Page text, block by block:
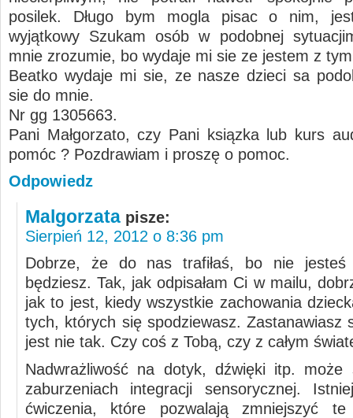
posilek. Długo bym mogla pisac o nim,
wyjątkowy Szukam osób w podobnej
mnie zrozumie, bo wydaje mi sie ze jestem z
Beatko wydaje mi sie, ze nasze dzieci sa
sie do mnie.
Nr gg 1305663.
Pani Małgorzato, czy Pani ksiązka lub kurs
pomóc ? Pozdrawiam i proszę o pomoc.
Odpowiedz
Malgorzata pisze:
Sierpień 12, 2012 o 8:36 pm
Dobrze, że do nas trafiłaś, bo nie
będziesz. Tak, jak odpisałam Ci w mailu,
jak to jest, kiedy wszystkie zachowania
tych, których się spodziewasz. Zastanawiasz
jest nie tak. Czy coś z Tobą, czy z całym
Nadwrażliwość na dotyk, dźwięki itp. może
zaburzeniach integracji sensorycznej.
ćwiczenia, które pozwalają zmniejszyć te